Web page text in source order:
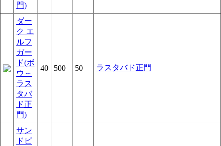
門)
ダー
ク エ
ルフ
ガー
ド(ボ
ウ～
ラス
タバ
ド正
門)
40 500 50 ラスタバド正門
サン
ドピ